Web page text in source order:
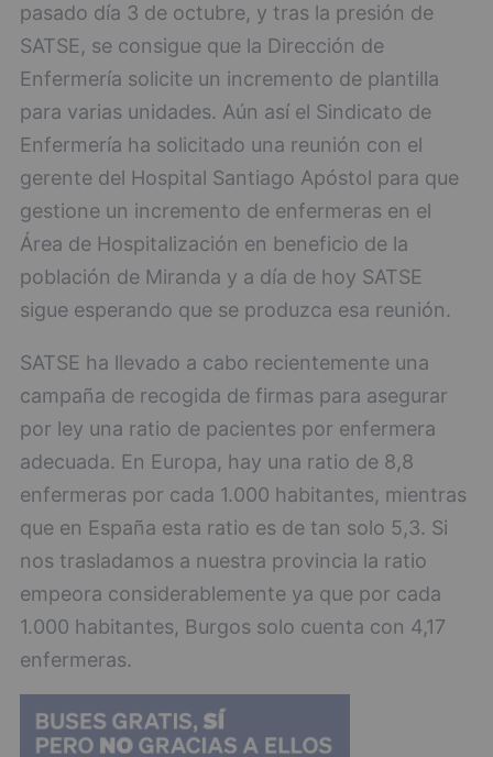
pasado día 3 de octubre, y tras la presión de
SATSE, se consigue que la Dirección de
Enfermería solicite un incremento de plantilla
para varias unidades. Aún así el Sindicato de
Enfermería ha solicitado una reunión con el
gerente del Hospital Santiago Apóstol para que
gestione un incremento de enfermeras en el
Área de Hospitalización en beneficio de la
población de Miranda y a día de hoy SATSE
sigue esperando que se produzca esa reunión.
SATSE ha llevado a cabo recientemente una
campaña de recogida de firmas para asegurar
por ley una ratio de pacientes por enfermera
adecuada. En Europa, hay una ratio de 8,8
enfermeras por cada 1.000 habitantes, mientras
que en España esta ratio es de tan solo 5,3. Si
nos trasladamos a nuestra provincia la ratio
empeora considerablemente ya que por cada
1.000 habitantes, Burgos solo cuenta con 4,17
enfermeras.